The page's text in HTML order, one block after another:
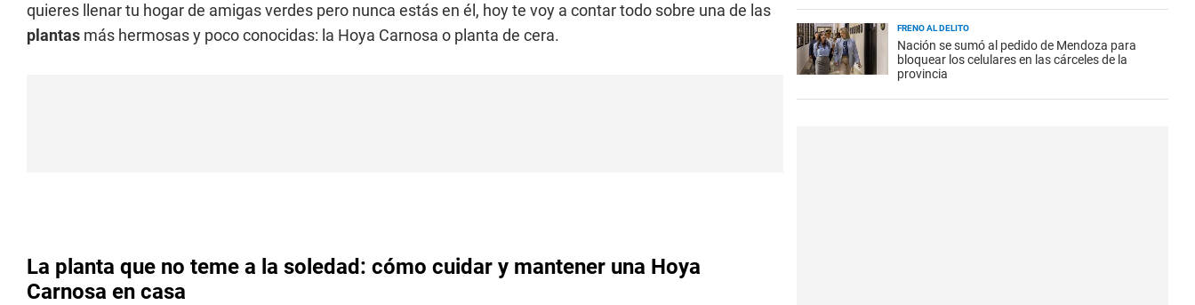
quieres llenar tu hogar de amigas verdes pero nunca estás en él, hoy te voy a contar todo sobre una de las
plantas más hermosas y poco conocidas: la Hoya Carnosa o planta de cera.
La planta que no teme a la soledad: cómo cuidar y mantener una Hoya
Carnosa en casa
FRENO AL DELITO
Nación se sumó al pedido de Mendoza para
bloquear los celulares en las cárceles de la
provincia